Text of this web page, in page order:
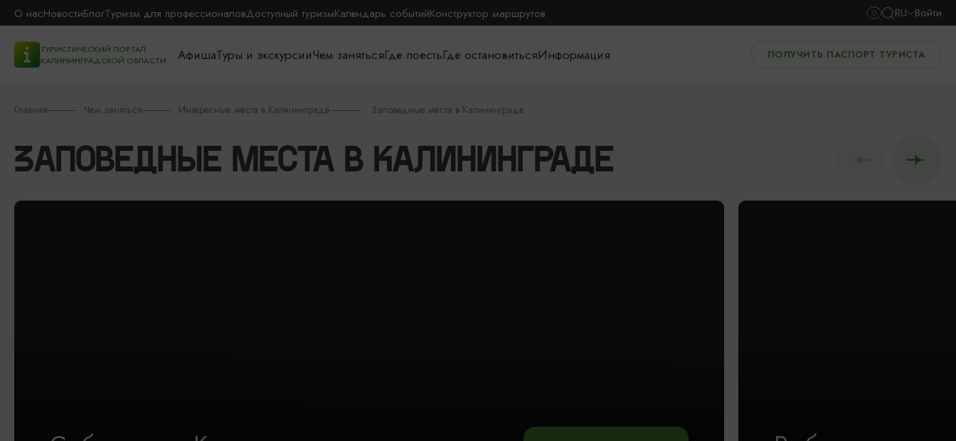
О насНовостиБлогТуризм для профессионаловДоступный туризмКалендарь событийКонструктор маршрутов RU Войти
ТУРИСТИЧЕСКИЙ ПОРТАЛ
КАЛИНИНГРАДСКОЙ ОБЛАСТИ
АфишаТуры и экскурсииЧем занятьсяГде поестьГде остановитьсяИнформация ПОЛУЧИТЬ ПАСПОРТ ТУРИСТА
Главная Чем заняться Интересные места в Калининграде Заповедные места в Калининграде
ЗАПОВЕДНЫЕ МЕСТА В КАЛИНИНГРАДЕ